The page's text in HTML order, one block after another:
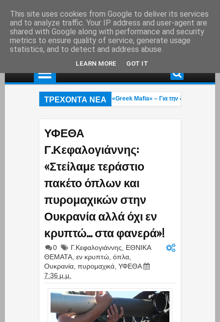
ΤΡΕΧΟΝΤΑ ΝΕΑ
στη Γερμανία εκτελεστής της «Greek Mafia» – Για την δολοφνία
ΥΦΕΘΑ
Γ.Κεφαλογιάννης:
«Στείλαμε τεράστιο
πακέτο όπλων και
πυρομαχικών στην
Ουκρανία αλλά όχι εν
κρυπτώ… στα φανερά»!
0 Γ.Κεφαλογιάννης
ΕΘΝΙΚΑ
ΘΕΜΑΤΑ εν κρυπτώ όπλα
Ουκρανία πυρομαχικά ΥΦΕΘΑ
7:36 μ.μ.
This site uses cookies from Google to deliver its services
and to analyze traffic. Your IP address and user-agent are
shared with Google along with performance and security
metrics to ensure quality of service, generate usage
statistics, and to detect and address abuse.
LEARN MORE GOT IT